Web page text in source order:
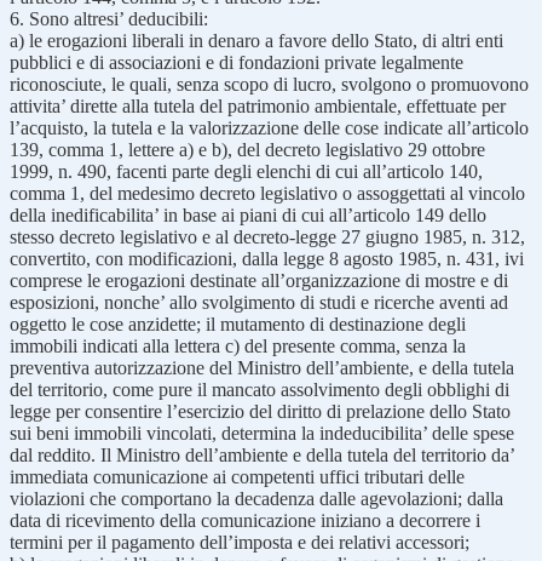
6. Sono altresi’ deducibili:
a) le erogazioni liberali in denaro a favore dello Stato, di altri enti
pubblici e di associazioni e di fondazioni private legalmente
riconosciute, le quali, senza scopo di lucro, svolgono o promuovono
attivita’ dirette alla tutela del patrimonio ambientale, effettuate per
l’acquisto, la tutela e la valorizzazione delle cose indicate all’articolo
139, comma 1, lettere a) e b), del decreto legislativo 29 ottobre
1999, n. 490, facenti parte degli elenchi di cui all’articolo 140,
comma 1, del medesimo decreto legislativo o assoggettati al vincolo
della inedificabilita’ in base ai piani di cui all’articolo 149 dello
stesso decreto legislativo e al decreto-legge 27 giugno 1985, n. 312,
convertito, con modificazioni, dalla legge 8 agosto 1985, n. 431, ivi
comprese le erogazioni destinate all’organizzazione di mostre e di
esposizioni, nonche’ allo svolgimento di studi e ricerche aventi ad
oggetto le cose anzidette; il mutamento di destinazione degli
immobili indicati alla lettera c) del presente comma, senza la
preventiva autorizzazione del Ministro dell’ambiente, e della tutela
del territorio, come pure il mancato assolvimento degli obblighi di
legge per consentire l’esercizio del diritto di prelazione dello Stato
sui beni immobili vincolati, determina la indeducibilita’ delle spese
dal reddito. Il Ministro dell’ambiente e della tutela del territorio da’
immediata comunicazione ai competenti uffici tributari delle
violazioni che comportano la decadenza dalle agevolazioni; dalla
data di ricevimento della comunicazione iniziano a decorrere i
termini per il pagamento dell’imposta e dei relativi accessori;